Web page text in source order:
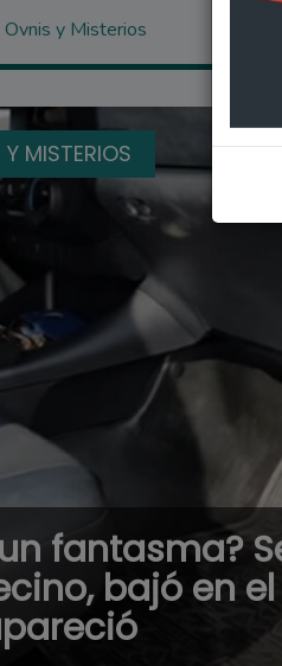
Ovnis y Misterios
MISTERIOS
fantasma?
bajó en